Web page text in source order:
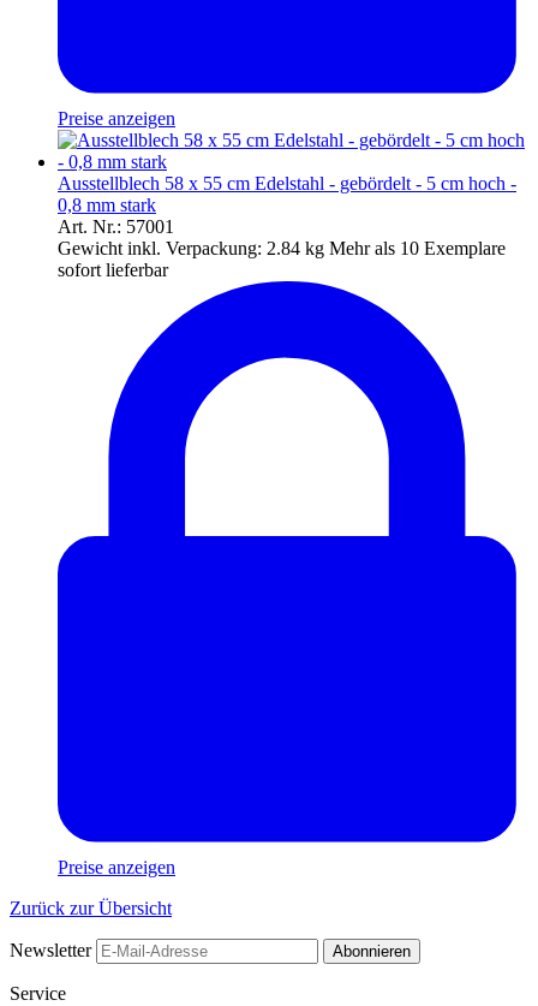
Preise anzeigen
Ausstellblech 58 x 55 cm Edelstahl - gebördelt - 5 cm hoch -
0,8 mm stark
Art. Nr.: 57001
Gewicht inkl. Verpackung: 2.84 kg Mehr als 10 Exemplare
sofort lieferbar
Preise anzeigen
Zurück zur Übersicht
Newsletter Abonnieren
Service